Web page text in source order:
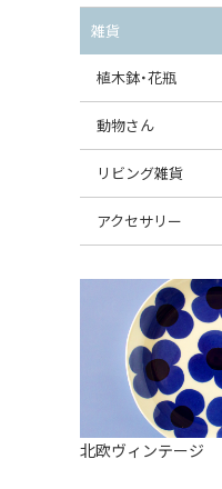
変形プレート
分割ディッシュ
すべて見る
葉っぱ型ボウル
りんご型ボウル
いちご型ボウル
星型ボウル
スープカップ
そば猪口・フリー
ココット
薬味入れ
ミキシングボウル
チーズケース
バターディッシュ
六角形ポット
ボトル
すべて見る
ケーキスタンド
カトラリー
はしおき・カトラ
スクエアオーブン
オーバルオーブン
すべて見る
マフィン型
すべて見る
チュリーン
キャセロール
すべて見る
雑貨
植木鉢・花瓶
植木鉢
花瓶
動物さん
フィギュア・置物
貯金箱
オーナメント
クリーマー
リビング雑貨
スツール
バス・洗面用品
家具小物
小物入れ
アロマポット
アクセサリー
ペンダントトップ
すべて見る
北欧ヴィンテージ